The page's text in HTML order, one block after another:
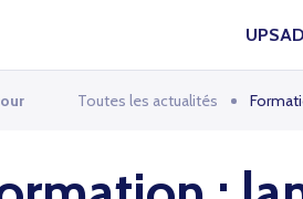
Toutes les actualités